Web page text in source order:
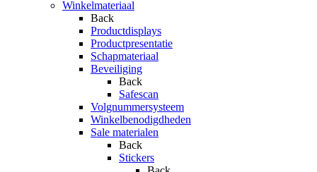
Winkelmateriaal
Back
Productdisplays
Productpresentatie
Schapmateriaal
Beveiliging
Back
Safescan
Volgnummersysteem
Winkelbenodigdheden
Sale materialen
Back
Stickers